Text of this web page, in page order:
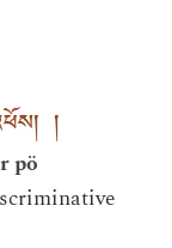
།
pö